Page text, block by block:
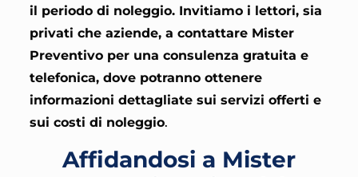
il periodo di noleggio. Invitiamo i lettori, sia
privati che aziende, a contattare Mister
Preventivo per una consulenza gratuita e
telefonica, dove potranno ottenere
informazioni dettagliate sui servizi offerti e
sui costi di noleggio.
Affidandosi a Mister